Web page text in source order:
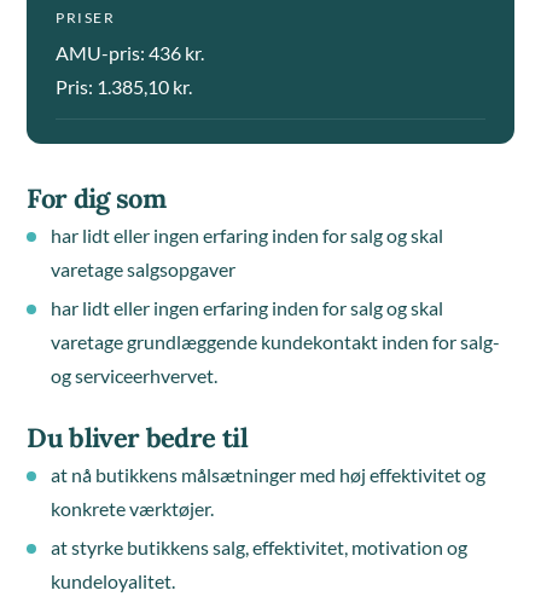
PRISER
AMU-pris: 436 kr.
Pris: 1.385,10 kr.
For dig som
har lidt eller ingen erfaring inden for salg og skal
varetage salgsopgaver
har lidt eller ingen erfaring inden for salg og skal
varetage grundlæggende kundekontakt inden for salg-
og serviceerhvervet.
Du bliver bedre til
at nå butikkens målsætninger med høj effektivitet og
konkrete værktøjer.
at styrke butikkens salg, effektivitet, motivation og
kundeloyalitet.